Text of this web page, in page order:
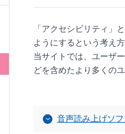
「アクセシビリティ」
ようにするという考え
当サイトでは、ユーザ
どを含めたより多くの
音声読み上げソ